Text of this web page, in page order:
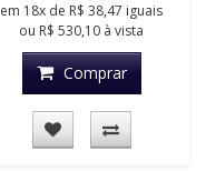
em 18x de R$ 38,47 iguais
ou R$ 530,10 à vista
Comprar